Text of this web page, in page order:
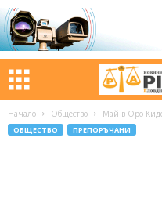
Начало Общество Май в Оро
ОБЩЕСТВО ПРЕПОРЪЧАНИ